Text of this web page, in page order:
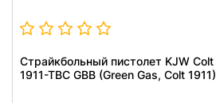
Страйкбольный пистолет KJW Colt
1911-TBC GBB (Green Gas, Colt 1911)